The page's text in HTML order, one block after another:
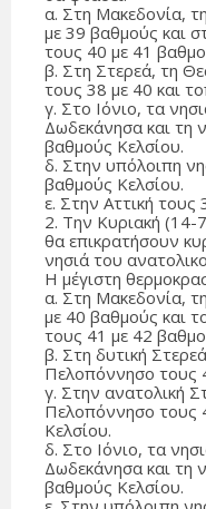
α. Στη Μακεδονία,
με 39 βαθμούς και
τους 40 με 41
β. Στη Στερεά, τη
τους 38 με 40 και
γ. Στο Ιόνιο, τα
Δωδεκάνησα και τη
βαθμούς Κελσίου.
δ. Στην υπόλοιπη
βαθμούς Κελσίου.
ε. Στην Αττική
2. Την Κυριακή (14-
θα επικρατήσουν
νησιά του
Η μέγιστη
α. Στη Μακεδονία,
με 40 βαθμούς και
τους 41 με 42
β. Στη δυτική
Πελοπόννησο τους
γ. Στην ανατολική
Πελοπόννησο τους
Κελσίου.
δ. Στο Ιόνιο, τα
Δωδεκάνησα και τη
βαθμούς Κελσίου.